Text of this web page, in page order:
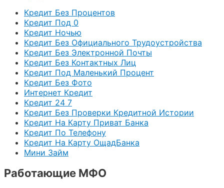
Кредит Без Процентов
Кредит Под 0
Кредит Ночью
Кредит Без Официального Трудоустройства
Кредит Без Электронной Почты
Кредит Без Контактных Лиц
Кредит Под Маленький Процент
Кредит Без Фото
Интернет Кредит
Кредит 24 7
Кредит Без Проверки Кредитной Истории
Кредит На Карту Приват Банка
Кредит По Телефону
Кредит На Карту ОщадБанка
Мини Займ
Работающие МФО